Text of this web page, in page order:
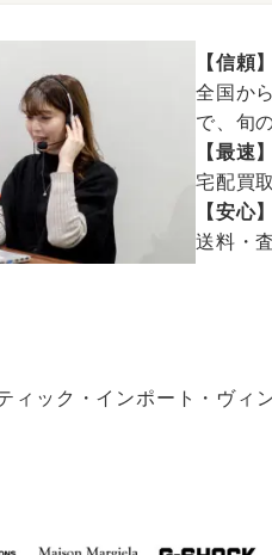
【信頼
全国か
で、旬
【最速
宅配買
【安心
送料・
ィック・インポート・ヴィ